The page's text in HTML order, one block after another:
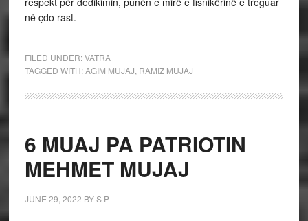
në çdo rast.
FILED UNDER:VATRA
TAGGED WITH:AGIM MUJAJ RAMIZ MUJAJ
6 MUAJ PA PATRIOTIN
MEHMET MUJAJ
JUNE 29, 2022 BYS P